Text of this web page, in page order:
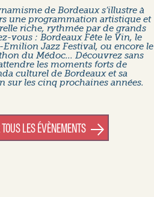
de Bordeaux s’illustre à
une programmation artistique et
riche, rythmée par de grands
vous : Bordeaux Fête le Vin, le
Emilion Jazz Festival, ou encore le
du Médoc... Découvrez sans
les moments forts de
culturel de Bordeaux et sa
sur les cinq prochaines années.
LES ÉVÈNEMENTS